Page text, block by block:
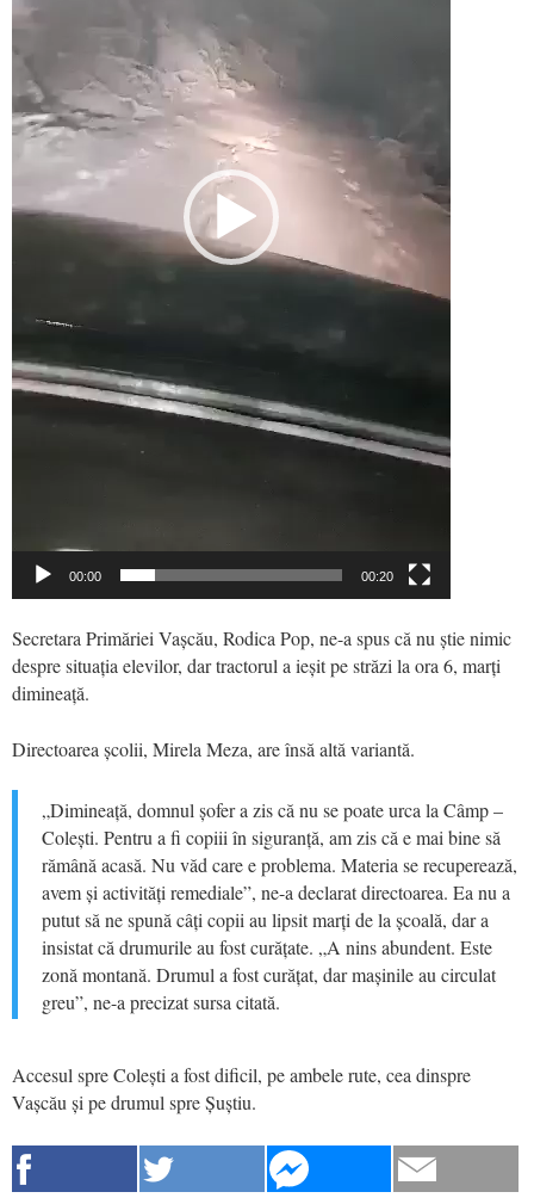
00:00 00:20
Secretara Primăriei Vașcău, Rodica Pop, ne-a spus că nu știe nimic
despre situația elevilor, dar tractorul a ieșit pe străzi la ora 6, marți
dimineață.
Directoarea școlii, Mirela Meza, are însă altă variantă.
„Dimineață, domnul șofer a zis că nu se poate urca la Câmp –
Colești. Pentru a fi copiii în siguranță, am zis că e mai bine să
rămână acasă. Nu văd care e problema. Materia se recuperează,
avem și activități remediale”, ne-a declarat directoarea. Ea nu a
putut să ne spună câți copii au lipsit marți de la școală, dar a
insistat că drumurile au fost curățate. „A nins abundent. Este
zonă montană. Drumul a fost curățat, dar mașinile au circulat
greu”, ne-a precizat sursa citată.
Accesul spre Colești a fost dificil, pe ambele rute, cea dinspre
Vașcău și pe drumul spre Șuștiu.